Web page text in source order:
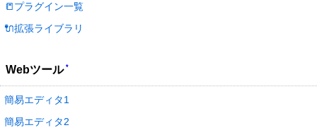
📒プラグイン一覧
🔌拡張ライブラリ
Webツール *
簡易エディタ1
簡易エディタ2